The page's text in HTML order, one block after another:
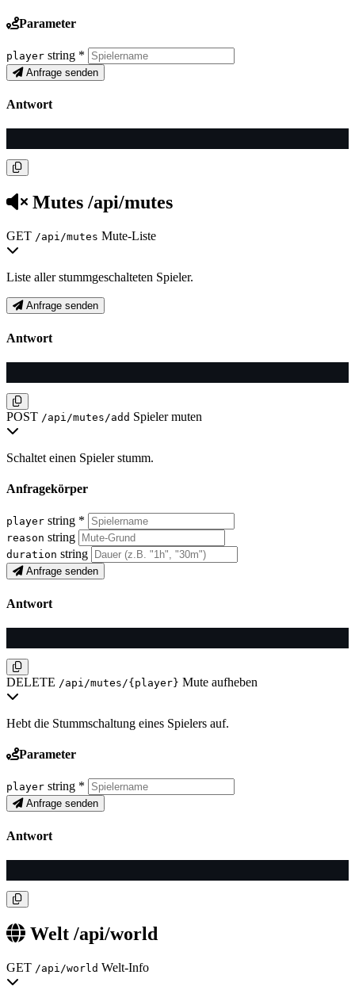
Parameter
player string *
Anfrage senden
Antwort
Mutes /api/mutes
GET /api/mutes Mute-Liste
Liste aller stummgeschalteten Spieler.
Anfrage senden
Antwort
POST /api/mutes/add Spieler muten
Schaltet einen Spieler stumm.
Anfragekörper
player string *
reason string
duration string
Anfrage senden
Antwort
DELETE /api/mutes/{player} Mute aufheben
Hebt die Stummschaltung eines Spielers auf.
Parameter
player string *
Anfrage senden
Antwort
Welt /api/world
GET /api/world Welt-Info